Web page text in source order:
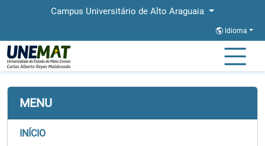
Campus Universitário de Alto Araguaia
Idioma
Página Inicial
MENU
INÍCIO